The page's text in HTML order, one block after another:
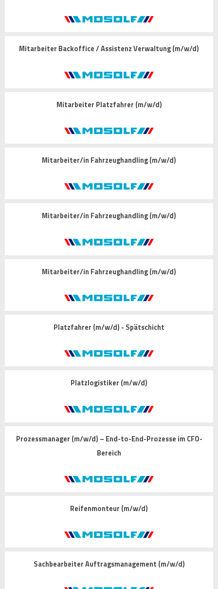
Mitarbeiter Backoffice / Assistenz Verwaltung (m/w/d)
Mitarbeiter Platzfahrer (m/w/d)
Mitarbeiter/in Fahrzeughandling (m/w/d)
Mitarbeiter/in Fahrzeughandling (m/w/d)
Mitarbeiter/in Fahrzeughandling (m/w/d)
Platzfahrer (m/w/d) - Spätschicht
Platzlogistiker (m/w/d)
Prozessmanager (m/w/d) – End-to-End-Prozesse im CFO-
Bereich
Reifenmonteur (m/w/d)
Sachbearbeiter Auftragsmanagement (m/w/d)